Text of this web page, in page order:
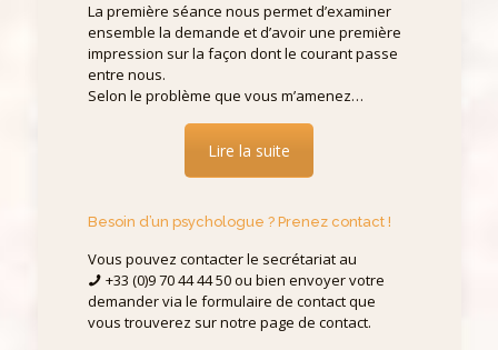
La première séance nous permet d’examiner
ensemble la demande et d’avoir une première
impression sur la façon dont le courant passe
entre nous.
Selon le problème que vous m’amenez…
Lire la suite
Besoin d’un psychologue ? Prenez contact !
Vous pouvez contacter le secrétariat au
+33 (0)9 70 44 44 50 ou bien envoyer votre
demander via le formulaire de contact que
vous trouverez sur notre page de contact.